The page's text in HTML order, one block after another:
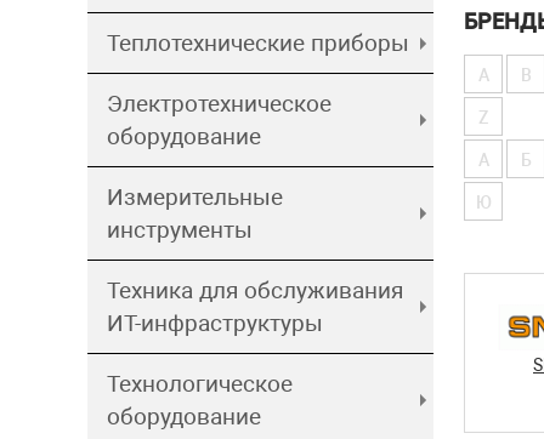
Теплотехнические приборы
Электротехническое
оборудование
Измерительные
инструменты
Техника для обслуживания
ИТ-инфраструктуры
Технологическое
оборудование
A B
Z
А Б
Ю